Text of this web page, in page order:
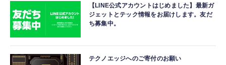
【LINE公式アカウントはじめました】最新ガ
ジェットとテック情報をお届けします。友だ
ち募集中。
テクノエッジへのご寄付のお願い